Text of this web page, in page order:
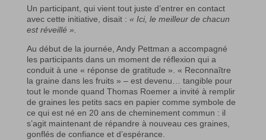
Un participant, qui vient tout juste d’entrer en contact
avec cette initiative, disait : « Ici, le meilleur de chacun
est réveillé ».
Au début de la journée, Andy Pettman a accompagné
les participants dans un moment de réflexion qui a
conduit à une « réponse de gratitude ». « Reconnaître
la graine dans les fruits » – est devenu… tangible pour
tout le monde quand Thomas Roemer a invité à remplir
de graines les petits sacs en papier comme symbole de
ce qui est né en 20 ans de cheminement commun : il
s’agit maintenant de répandre à nouveau ces graines,
gonflés de confiance et d’espérance.